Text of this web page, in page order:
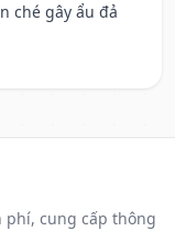
ché gây ẩu đả
phí, cung cấp thông